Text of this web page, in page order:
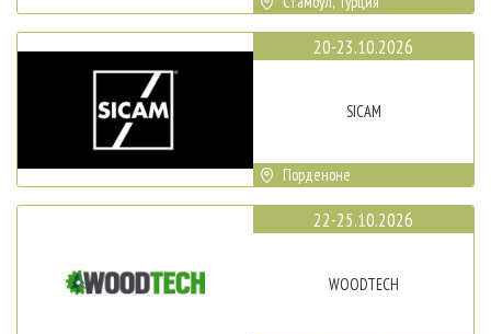
20-23.10.2026
SICAM
Порденоне
22-25.10.2026
WOODTECH